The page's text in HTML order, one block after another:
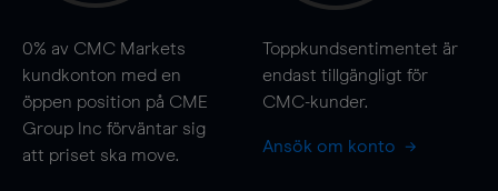
0% av CMC Markets
kundkonton med en
öppen position på CME
Group Inc förväntar sig
att priset ska move.
Toppkundsentimentet är
endast tillgängligt för
CMC-kunder.
Ansök om konto